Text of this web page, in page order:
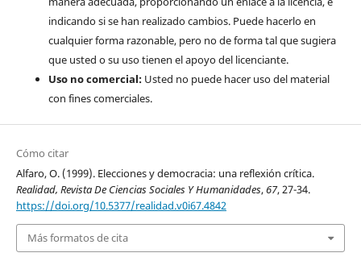
indicando si se han realizado cambios. Puede hacerlo en
cualquier forma razonable, pero no de forma tal que sugiera
que usted o su uso tienen el apoyo del licenciante.
Uso no comercial:Usted no puede hacer uso del material
con fines comerciales.
Cómo citar
Alfaro, O. (1999). Elecciones y democracia: una reflexión crítica.
Realidad, Revista De Ciencias Sociales Y Humanidades,67, 27-34.
https://doi.org/10.5377/realidad.v0i67.4842
Más formatos de cita